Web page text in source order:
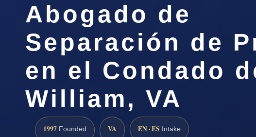
Abogado de
Separación de
en el Condado
William, VA
1997 Founded VA EN · ES Intake